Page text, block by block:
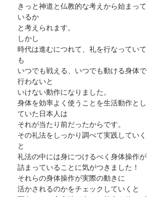
きっと神道と仏教的な考えから始まって
いるか
と考えられます。
しかし
時代は進むにつれて、礼を行なっていて
も
いつでも戦える、いつでも動ける身体で
行わないと
いけない動作になりました。
身体を効率よく使うことを生活動作とし
ていた日本人は
それが当たり前だったからです。
その礼法をしっかり調べて実践していく
と
礼法の中には身につけるべく身体操作が
詰まっていることに気がつきました！
それらの身体操作が実際の動きに
活かされるのかをチェックしていくと